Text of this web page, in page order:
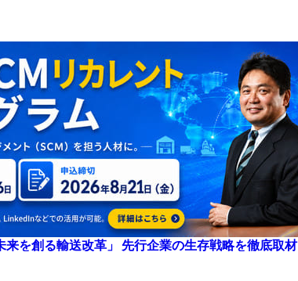
来を創る輸送改革」 先行企業の生存戦略を徹底取材